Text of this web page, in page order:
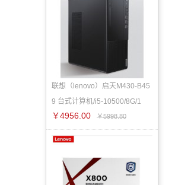
联想（lenovo）启天M430-B45
9 台式计算机/i5-10500/8G/1
￥4956.00 ￥5998.80